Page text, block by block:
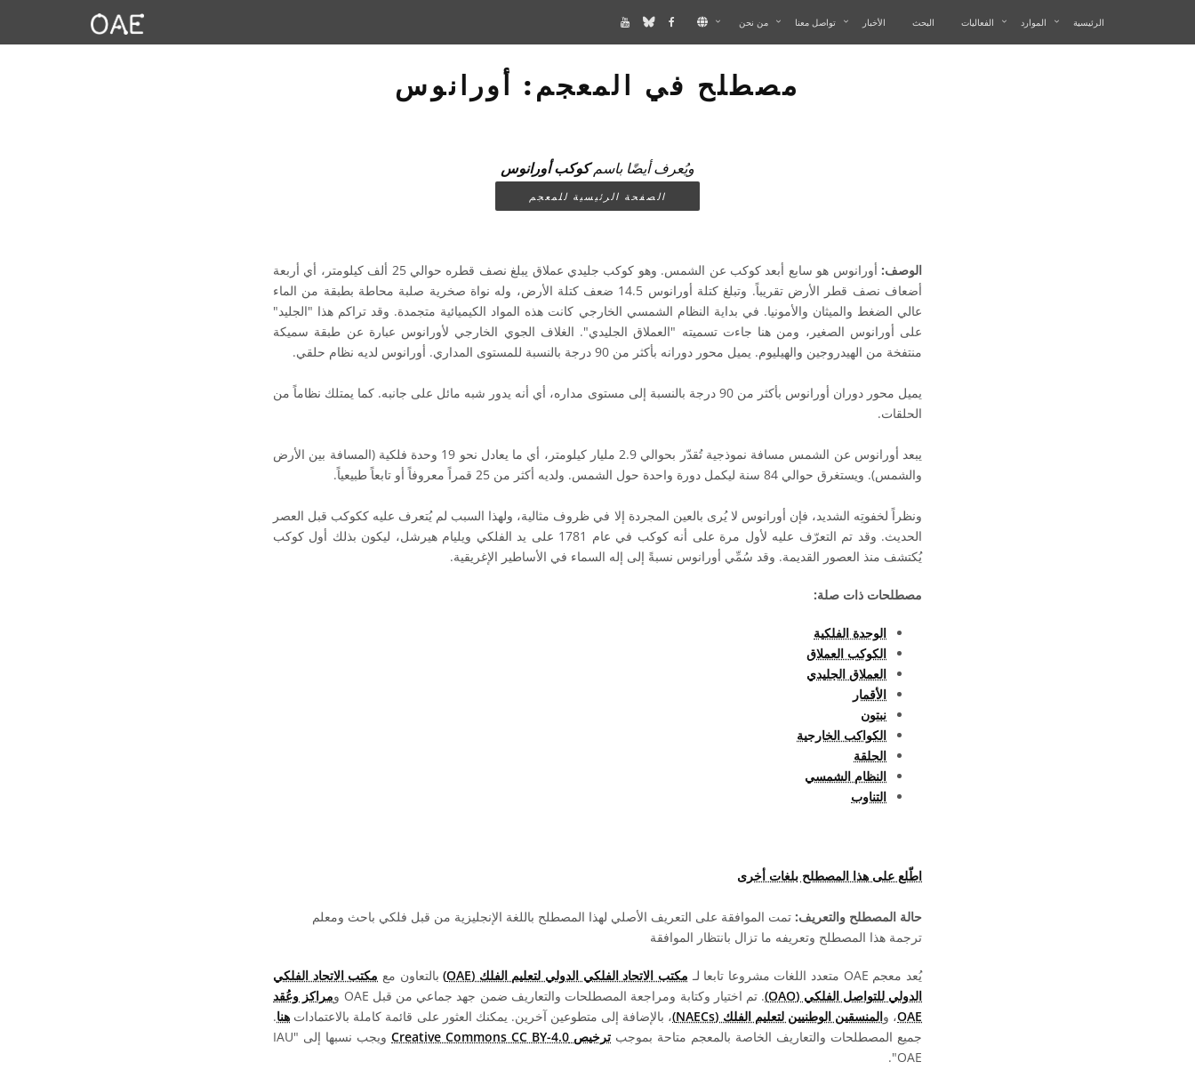
الرئيسية الموارد الفعاليات البحث الأخبار تواصل معنا من نحن
مصطلح في المعجم: أورانوس
ويُعرف أيضًا باسمكوكب أورانوس
الصفحة الرئيسية للمعجم
الوصف:
أورانوس هو سابع أبعد كوكب عن الشمس. وهو كوكب جليدي عملاق يبلغ نصف قطره حوالي 25 ألف كيلومتر، أي أربعة
أضعاف نصف قطر الأرض تقريباً. وتبلغ كتلة أورانوس 14.5 ضعف كتلة الأرض، وله نواة صخرية صلبة محاطة بطبقة من الماء
عالي الضغط والميثان والأمونيا. في بداية النظام الشمسي الخارجي كانت هذه المواد الكيميائية متجمدة. وقد تراكم هذا "الجليد"
على أورانوس الصغير، ومن هنا جاءت تسميته "العملاق الجليدي". الغلاف الجوي الخارجي لأورانوس عبارة عن طبقة سميكة
منتفخة من الهيدروجين والهيليوم. يميل محور دورانه بأكثر من 90 درجة بالنسبة للمستوى المداري. أورانوس لديه نظام حلقي.
يميل محور دوران أورانوس بأكثر من 90 درجة بالنسبة إلى مستوى مداره، أي أنه يدور شبه مائل على جانبه. كما يمتلك نظاماً من
الحلقات.
يبعد أورانوس عن الشمس مسافة نموذجية تُقدّر بحوالي 2.9 مليار كيلومتر، أي ما يعادل نحو 19 وحدة فلكية (المسافة بين الأرض
والشمس). ويستغرق حوالي 84 سنة ليكمل دورة واحدة حول الشمس. ولديه أكثر من 25 قمراً معروفاً أو تابعاً طبيعياً.
ونظراً لخفوتِه الشديد، فإن أورانوس لا يُرى بالعين المجردة إلا في ظروف مثالية، ولهذا السبب لم يُتعرف عليه ككوكب قبل العصر
الحديث. وقد تم التعرّف عليه لأول مرة على أنه كوكب في عام 1781 على يد الفلكي ويليام هيرشل، ليكون بذلك أول كوكب
يُكتشف منذ العصور القديمة. وقد سُمِّي أورانوس نسبةً إلى إله السماء في الأساطير الإغريقية.
مصطلحات ذات صلة:
الوحدة الفلكية
الكوكب العملاق
العملاق الجليدي
الأقمار
نبتون
الكواكب الخارجية
الحلقة
النظام الشمسي
التناوب
اطّلع على هذا المصطلح بلغات أخرى
حالة المصطلح والتعريف: تمت الموافقة على التعريف الأصلي لهذا المصطلح باللغة الإنجليزية من قبل فلكي باحث ومعلم
ترجمة هذا المصطلح وتعريفه ما تزال بانتظار الموافقة
يُعد معجم OAE متعدد اللغات مشروعا تابعا لـ مكتب الاتحاد الفلكي الدولي لتعليم الفلك (OAE) بالتعاون مع مكتب الاتحاد الفلكي
الدولي للتواصل الفلكي (OAO)
. تم اختيار وكتابة ومراجعة المصطلحات والتعاريف ضمن جهد جماعي من قبل OAE و
مراكز وعُقد
OAE، والمنسقين الوطنيين لتعليم الفلك (NAECs) ، بالإضافة إلى متطوعين آخرين. يمكنك العثور على قائمة كاملة بالاعتمادات هنا.
جميع المصطلحات والتعاريف الخاصة بالمعجم متاحة بموجب ترخيص Creative Commons CC BY-4.0
ويجب نسبها إلى "IAU
OAE".